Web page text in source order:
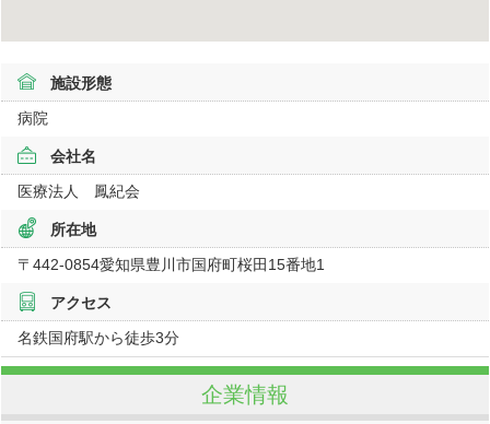
施設形態
病院
会社名
医療法人 鳳紀会
所在地
〒442-0854愛知県豊川市国府町桜田15番地1
アクセス
名鉄国府駅から徒歩3分
企業情報